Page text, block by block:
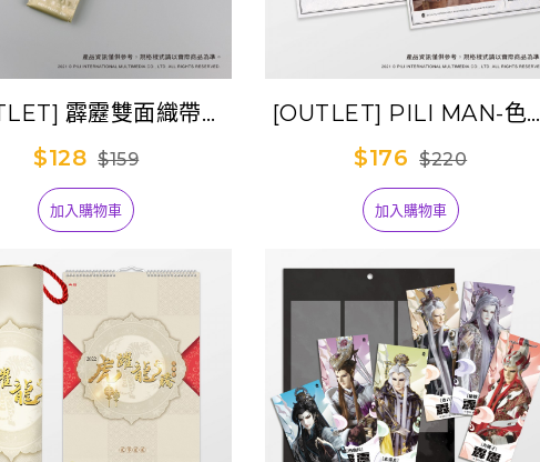
霹靂雙面織帶吊
飾-香六牙
$128 $159
加入購物車
[OUTLET] PILI MAN-色紙
立牌資料夾組-兵災雪+香六
$176 $220
加入購物車